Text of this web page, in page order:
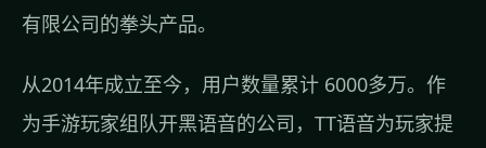
有限公司的拳头产品。
从2014年成立至今，用户数量累计 6000多万。作
为手游玩家组队开黑语音的公司，TT语音为玩家提